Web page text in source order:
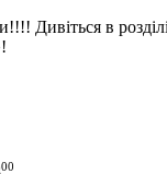
Дивіться в
00